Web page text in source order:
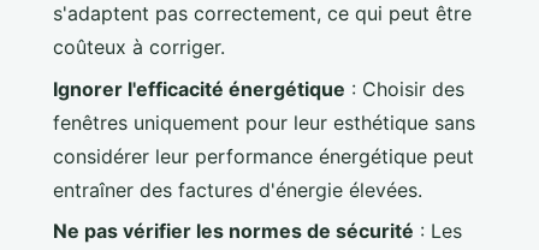
s'adaptent pas correctement, ce qui peut être
coûteux à corriger.
Ignorer l'efficacité énergétique : Choisir des
fenêtres uniquement pour leur esthétique sans
considérer leur performance énergétique peut
entraîner des factures d'énergie élevées.
Ne pas vérifier les normes de sécurité : Les